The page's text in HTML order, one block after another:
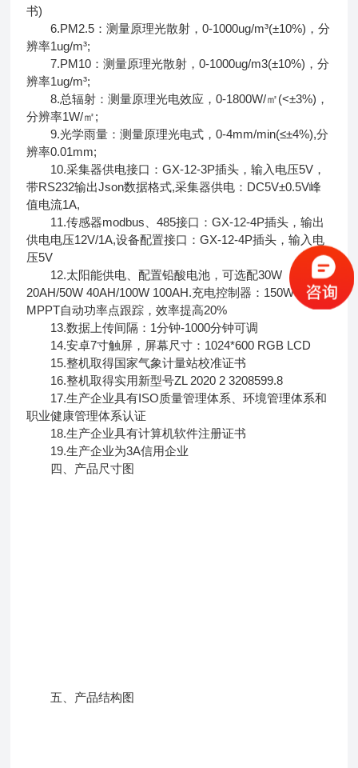
书)
6.PM2.5：测量原理光散射，0-1000ug/m³(±10%)，分
辨率1ug/m³;
7.PM10：测量原理光散射，0-1000ug/m3(±10%)，分
辨率1ug/m³;
8.总辐射：测量原理光电效应，0-1800W/㎡(<±3%)，
分辨率1W/㎡;
9.光学雨量：测量原理光电式，0-4mm/min(≤±4%),分
辨率0.01mm;
10.采集器供电接口：GX-12-3P插头，输入电压5V，
带RS232输出Json数据格式,采集器供电：DC5V±0.5V峰
值电流1A,
11.传感器modbus、485接口：GX-12-4P插头，输出
供电电压12V/1A,设备配置接口：GX-12-4P插头，输入电
压5V
12.太阳能供电、配置铅酸电池，可选配30W
20AH/50W 40AH/100W 100AH.充电控制器：150W，
MPPT自动功率点跟踪，效率提高20%
13.数据上传间隔：1分钟-1000分钟可调
14.安卓7寸触屏，屏幕尺寸：1024*600 RGB LCD
15.整机取得国家气象计量站校准证书
16.整机取得实用新型号ZL 2020 2 3208599.8
17.生产企业具有ISO质量管理体系、环境管理体系和
职业健康管理体系认证
18.生产企业具有计算机软件注册证书
19.生产企业为3A信用企业
四、产品尺寸图
五、产品结构图